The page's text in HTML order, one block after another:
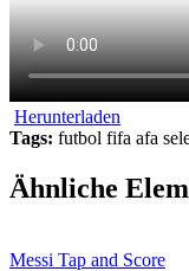
Herunterladen
Tags: futbol fifa afa
Ähnliche
Messi Tap and Score